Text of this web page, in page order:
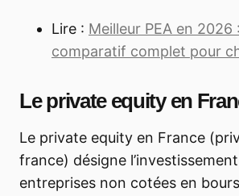
Lire : Meilleur PEA en 2026
comparatif complet pour
Le private equity en
Le private equity en France
france) désigne
entreprises non cotées en